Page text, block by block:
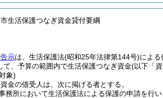
生活保護つなぎ資金貸付要綱
示は、生活保護法(昭和25年法律第144号)によ
て、予算の範囲内で生活保護つなぎ資金(以下「
象)
金の借受人は、次に掲げる者とする。
務所において生活保護法による保護の申請を行